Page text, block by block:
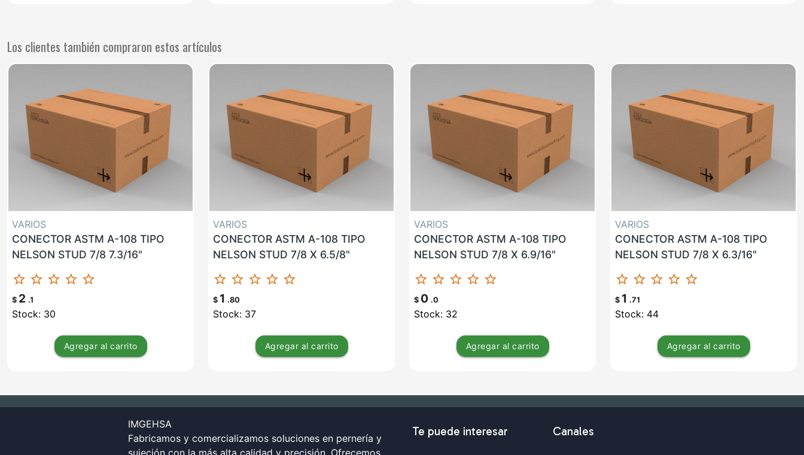
Los clientes también compraron estos artículos
VARIOS
CONECTOR ASTM A-108 TIPO
NELSON STUD 7/8 7.3/16"
star_border star_border star_border star_border star_border
$ 2 .1
Stock: 30
Agregar al carrito
VARIOS
CONECTOR ASTM A-108 TIPO
NELSON STUD 7/8 X 6.5/8"
star_border star_border star_border star_border star_border
$ 1 .80
Stock: 37
Agregar al carrito
VARIOS
CONECTOR ASTM A-108 TIPO
NELSON STUD 7/8 X 6.9/16"
star_border star_border star_border star_border star_border
$ 0 .0
Stock: 32
Agregar al carrito
VARIOS
CONECTOR ASTM A-108 TIPO
NELSON STUD 7/8 X 6.3/16"
star_border star_border star_border star_border star_border
$ 1 .71
Stock: 44
Agregar al carrito
IMGEHSA
Fabricamos y comercializamos soluciones en pernería y
Te puede interesar Canales